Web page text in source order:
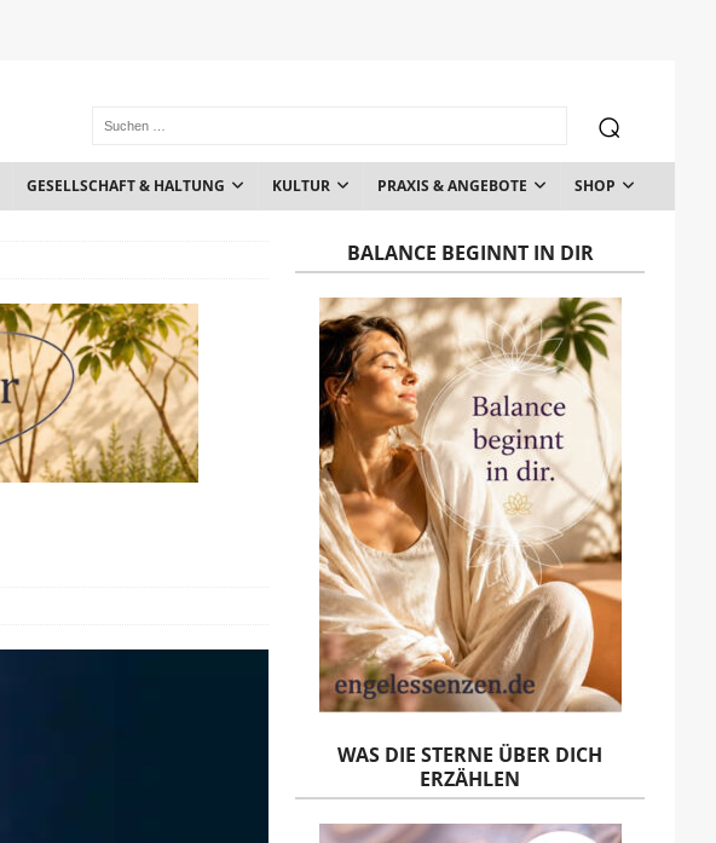
GESELLSCHAFT & HALTUNG KULTUR PRAXIS & ANGEBOTE SHOP
BALANCE BEGINNT IN DIR
WAS DIE STERNE ÜBER DICH
ERZÄHLEN